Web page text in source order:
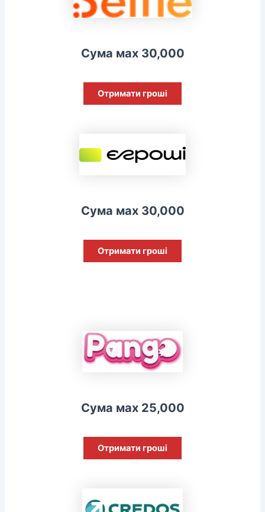
Сума мах 30,000
Отримати гроші
Сума мах 30,000
Отримати гроші
Сума мах 25,000
Отримати гроші